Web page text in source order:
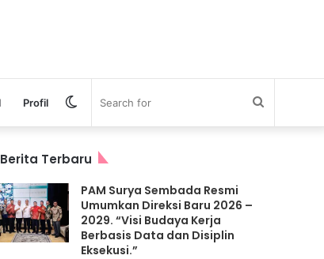
Profil Search
Switch
skin
Berita Terbaru
PAM Surya Sembada Resmi
Umumkan Direksi Baru 2026 –
2029. “Visi Budaya Kerja
Berbasis Data dan Disiplin
Eksekusi.”